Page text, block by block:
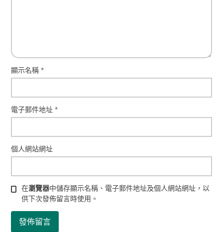
顯示名稱*
電子郵件地址*
個人網站網址
在瀏覽器中儲存顯示名稱、電子郵件地址及個人網站網址，以
供下次發佈留言時使用。